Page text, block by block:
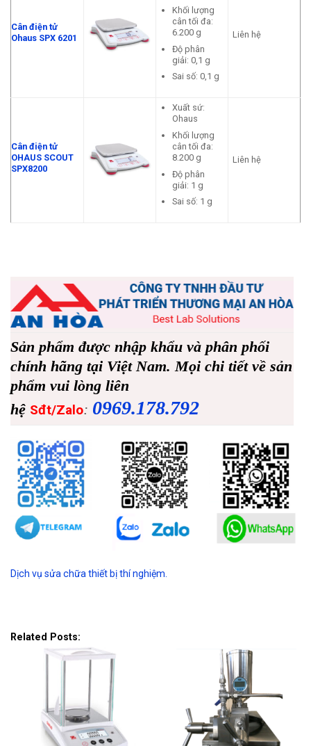
Cân điện tử
Ohaus SPX 6201
Khối lượng
cân tối đa:
6.200 g
Độ phân
giải: 0,1 g
Sai số: 0,1 g
Liên hệ
Cân điện tử
OHAUS SCOUT
SPX8200
Xuất sứ:
Ohaus
Khối lượng
cân tối đa:
8.200 g
Độ phân
giải: 1 g
Sai số: 1 g
Liên hệ
Sản phẩm được nhập khẩu và phân phối
chính hãng tại Việt Nam. Mọi chi tiết về sản
phẩm vui lòng liên
hệ Sđt/Zalo: 0969.178.792
Dịch vụ sửa chữa thiết bị thí nghiệm.
Related Posts: